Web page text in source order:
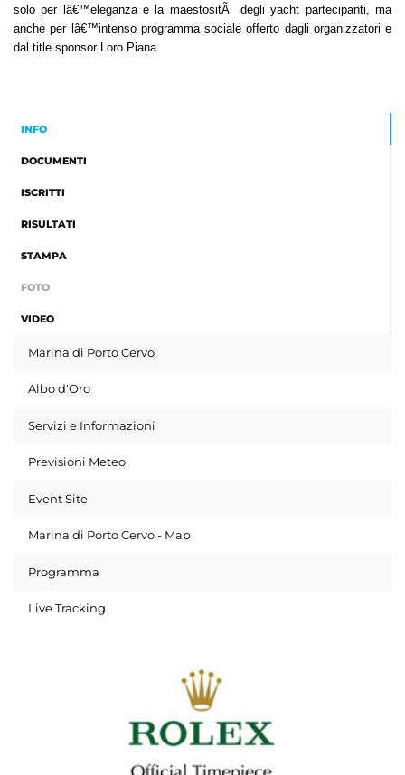
solo per lâ€™eleganza e la maestositÃ degli yacht partecipanti, ma
anche per lâ€™intenso programma sociale offerto dagli organizzatori e
dal title sponsor Loro Piana.
INFO
DOCUMENTI
ISCRITTI
RISULTATI
STAMPA
FOTO
VIDEO
Marina di Porto Cervo
Albo d'Oro
Servizi e Informazioni
Previsioni Meteo
Event Site
Marina di Porto Cervo - Map
Programma
Live Tracking